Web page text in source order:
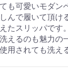
も可愛いモダン
んで履いて頂け
たスリッパです
えるのも魅力の
用されても洗え